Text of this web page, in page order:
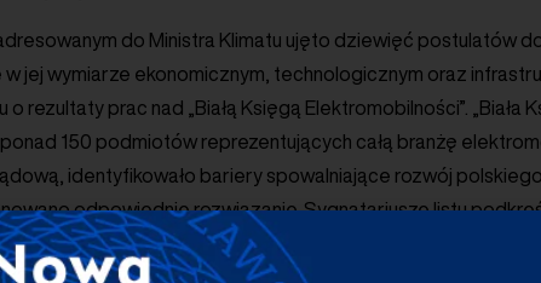
do Ministra Klimatu ujęto dziewięć postulatów
w jej wymiarze ekonomicznym, technologicznym oraz
o rezultaty prac nad „Białą Księgą Elektromobilności”. „Biała
150 podmiotów reprezentujących całą branżę
identyfikowało bariery spowalniające rozwój
odpowiednie rozwiązanie. Sygnatariusze listu
sposób na budżet państwa, co jest dodatkowym